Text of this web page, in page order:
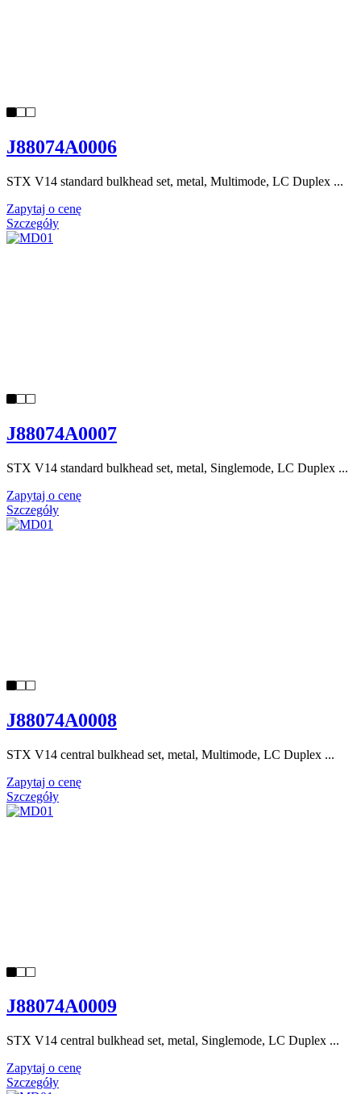
J88074A0006
STX V14 standard bulkhead set, metal, Multimode, LC Duplex ...
Zapytaj o cenę
Szczegóły
J88074A0007
STX V14 standard bulkhead set, metal, Singlemode, LC Duplex ...
Zapytaj o cenę
Szczegóły
J88074A0008
STX V14 central bulkhead set, metal, Multimode, LC Duplex ...
Zapytaj o cenę
Szczegóły
J88074A0009
STX V14 central bulkhead set, metal, Singlemode, LC Duplex ...
Zapytaj o cenę
Szczegóły